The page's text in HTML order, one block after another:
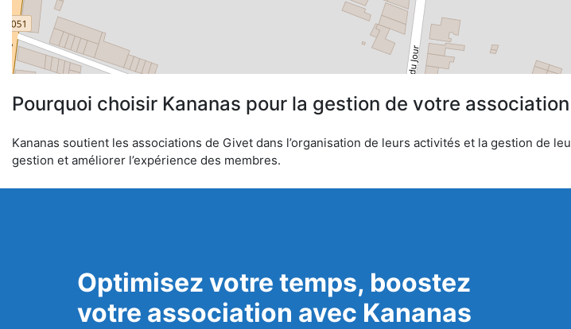
Pourquoi choisir Kananas pour la gestion de votre
Kananas soutient les associations de Givet dans l’organisation de leurs activités et la gestion de
gestion et améliorer l’expérience des membres.
Optimisez votre temps, boostez
votre association avec Kananas